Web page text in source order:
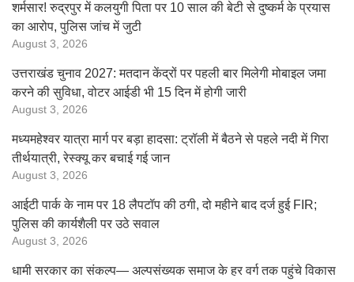
शर्मसार! रुद्रपुर में कलयुगी पिता पर 10 साल की बेटी से दुष्कर्म के प्रयास
का आरोप, पुलिस जांच में जुटी
August 3, 2026
उत्तराखंड चुनाव 2027: मतदान केंद्रों पर पहली बार मिलेगी मोबाइल जमा
करने की सुविधा, वोटर आईडी भी 15 दिन में होगी जारी
August 3, 2026
मध्यमहेश्वर यात्रा मार्ग पर बड़ा हादसा: ट्रॉली में बैठने से पहले नदी में गिरा
तीर्थयात्री, रेस्क्यू कर बचाई गई जान
August 3, 2026
आईटी पार्क के नाम पर 18 लैपटॉप की ठगी, दो महीने बाद दर्ज हुई FIR;
पुलिस की कार्यशैली पर उठे सवाल
August 3, 2026
धामी सरकार का संकल्प— अल्पसंख्यक समाज के हर वर्ग तक पहुंचे विकास